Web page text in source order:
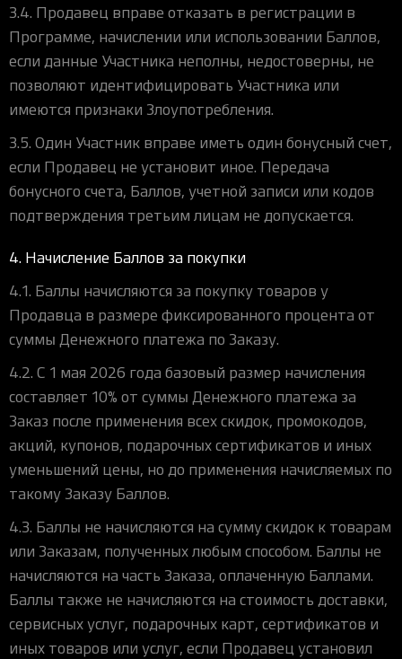
3.4. Продавец вправе отказать в регистрации в
Программе, начислении или использовании Баллов,
если данные Участника неполны, недостоверны, не
позволяют идентифицировать Участника или
имеются признаки Злоупотребления.
3.5. Один Участник вправе иметь один бонусный счет,
если Продавец не установит иное. Передача
бонусного счета, Баллов, учетной записи или кодов
подтверждения третьим лицам не допускается.
4. Начисление Баллов за покупки
4.1. Баллы начисляются за покупку товаров у
Продавца в размере фиксированного процента от
суммы Денежного платежа по Заказу.
4.2. С 1 мая 2026 года базовый размер начисления
составляет 10% от суммы Денежного платежа за
Заказ после применения всех скидок, промокодов,
акций, купонов, подарочных сертификатов и иных
уменьшений цены, но до применения начисляемых по
такому Заказу Баллов.
4.3. Баллы не начисляются на сумму скидок к товарам
или Заказам, полученных любым способом. Баллы не
начисляются на часть Заказа, оплаченную Баллами.
Баллы также не начисляются на стоимость доставки,
сервисных услуг, подарочных карт, сертификатов и
иных товаров или услуг, если Продавец установил